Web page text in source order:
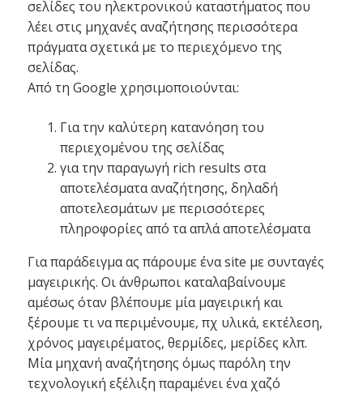
σελίδες του ηλεκτρονικού καταστήματος που
λέει στις μηχανές αναζήτησης περισσότερα
πράγματα σχετικά με το περιεχόμενο της
σελίδας.
Από τη Google χρησιμοποιούνται:
Για την καλύτερη κατανόηση του
περιεχομένου της σελίδας
για την παραγωγή rich results στα
αποτελέσματα αναζήτησης, δηλαδή
αποτελεσμάτων με περισσότερες
πληροφορίες από τα απλά αποτελέσματα
Για παράδειγμα ας πάρουμε ένα site με συνταγές
μαγειρικής. Οι άνθρωποι καταλαβαίνουμε
αμέσως όταν βλέπουμε μία μαγειρική και
ξέρουμε τι να περιμένουμε, πχ υλικά, εκτέλεση,
χρόνος μαγειρέματος, θερμίδες, μερίδες κλπ.
Μία μηχανή αναζήτησης όμως παρόλη την
τεχνολογική εξέλιξη παραμένει ένα χαζό